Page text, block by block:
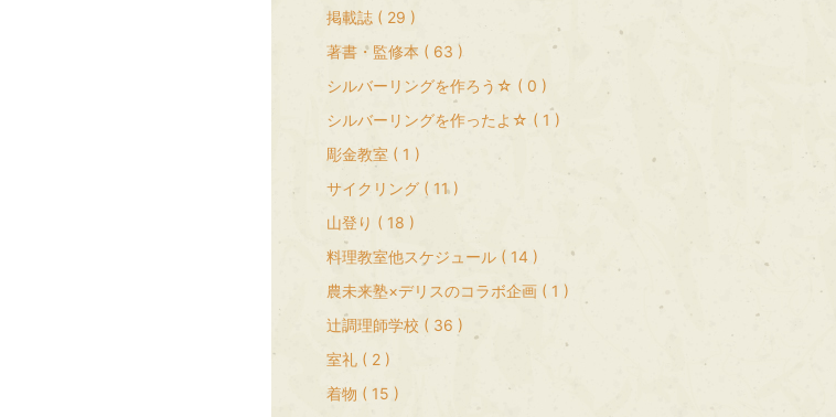
掲載誌 ( 29 )
著書・監修本 ( 63 )
シルバーリングを作ろう☆ ( 0 )
シルバーリングを作ったよ☆ ( 1 )
彫金教室 ( 1 )
サイクリング ( 11 )
山登り ( 18 )
料理教室他スケジュール ( 14 )
農未来塾×デリスのコラボ企画 ( 1 )
辻調理師学校 ( 36 )
室礼 ( 2 )
着物 ( 15 )